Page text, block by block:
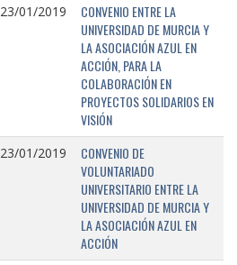
23/01/2019
CONVENIO ENTRE LA
UNIVERSIDAD DE MURCIA Y
LA ASOCIACIÓN AZUL EN
ACCIÓN, PARA LA
COLABORACIÓN EN
PROYECTOS SOLIDARIOS EN
VISIÓN
23/01/2019
CONVENIO DE
VOLUNTARIADO
UNIVERSITARIO ENTRE LA
UNIVERSIDAD DE MURCIA Y
LA ASOCIACIÓN AZUL EN
ACCIÓN